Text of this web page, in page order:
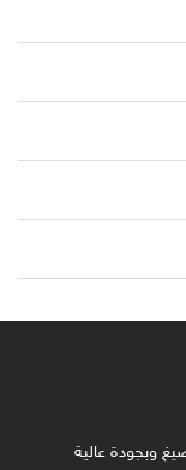
وبجودة عالية